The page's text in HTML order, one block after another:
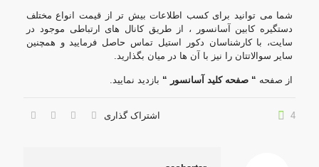
شما می توانید برای کسب اطلاعات بیش تر از قیمت انواع مختلف
دستگیره کابین آسانسور ، از طریق کانال های ارتباطی موجود در
سایت، با کارشناسان دکور استیل تماس حاصل فرمایید و همچنین
سایر سوالاتتان را نیز با آن ها در میان بگذارید.
از صفحه “ صفحه کلید آسانسور “ بازدید نمایید.
اشتراک گذاری 4